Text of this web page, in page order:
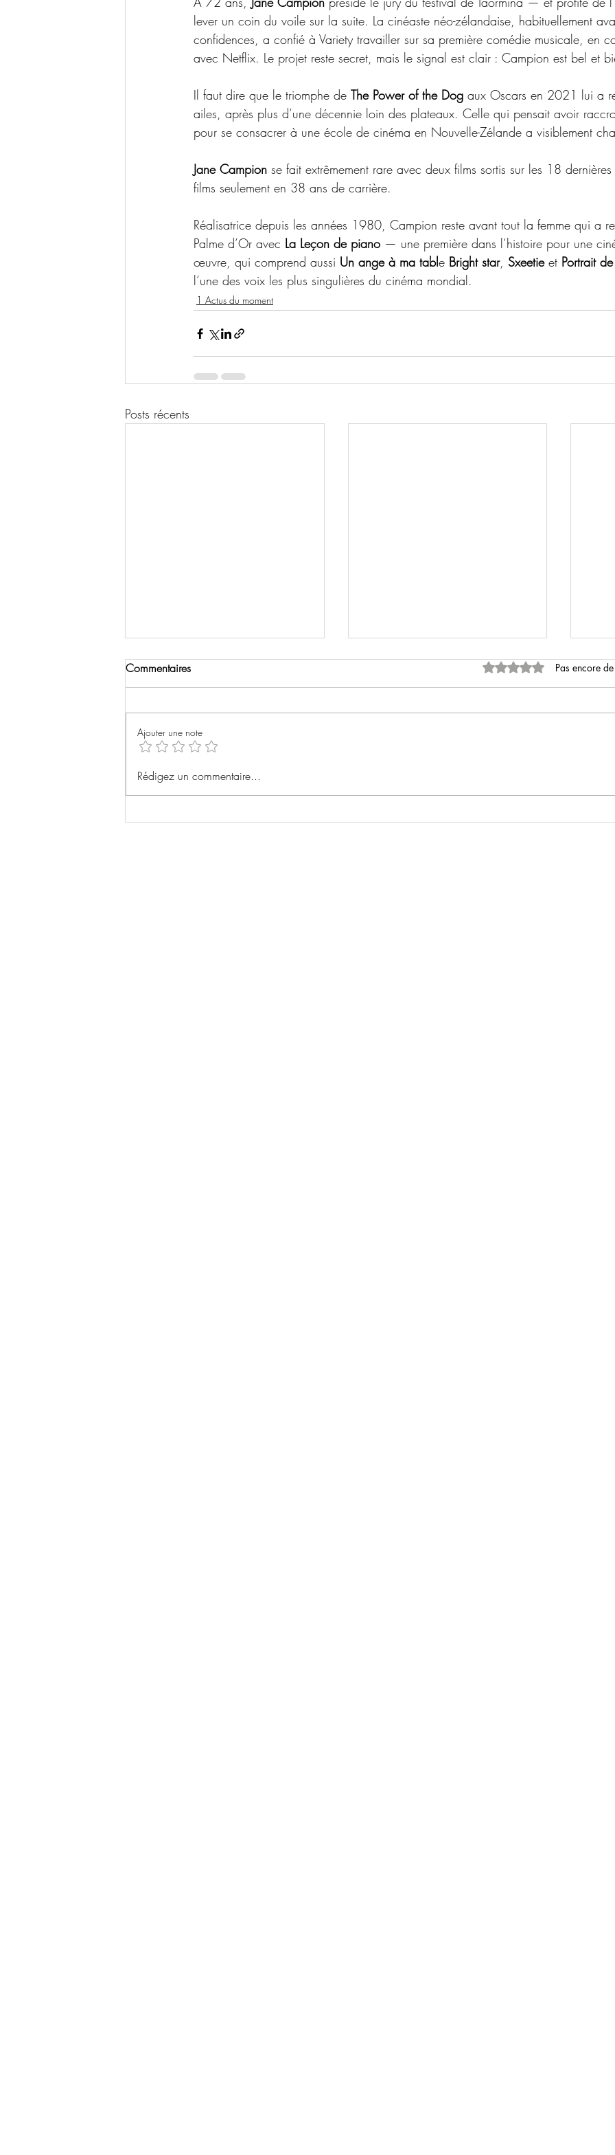
lever un coin du voile sur la suite. La cinéaste néo-zélandaise, habituellement
confidences, a confié à Variety travailler sur sa première comédie musicale, en
avec Netflix. Le projet reste secret, mais le signal est clair : Campion est bel et
Il faut dire que le triomphe de The Power of the Dog aux Oscars en 2021 lui a
ailes, après plus d’une décennie loin des plateaux. Celle qui pensait avoir
pour se consacrer à une école de cinéma en Nouvelle-Zélande a visiblement
Jane Campion se fait extrêmement rare avec deux films sortis sur les 18
films seulement en 38 ans de carrière.
Réalisatrice depuis les années 1980, Campion reste avant tout la femme qui a
Palme d’Or avec La Leçon de piano — une première dans l’histoire pour une
œuvre, qui comprend aussi Un ange à ma table Bright star, Sxeetie et Portrait
l’une des voix les plus singulières du cinéma mondial.
1 Actus du moment
Posts récents
La fusion Warner/Paramount
repoussée grâce à la
américains
Iñárritu (Birdman, The Revenant)
Commentaires Noté 0 étoile sur 5.
Pas encore
Ajouter une note
Rédigez un commentaire...